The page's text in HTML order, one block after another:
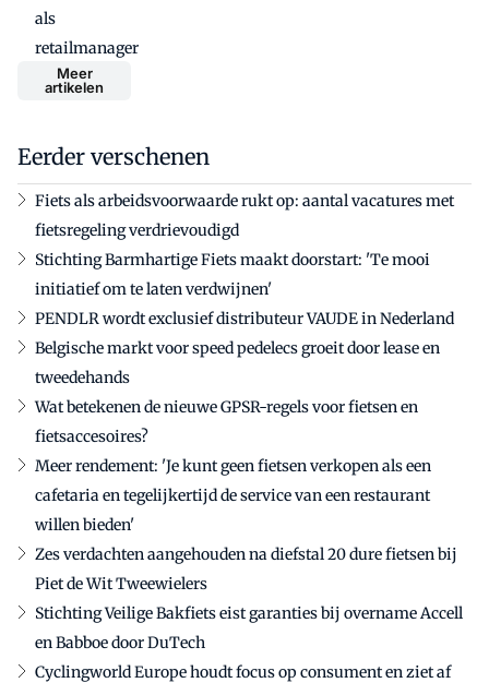
als
retailmanager
Meer
artikelen
Eerder verschenen
Fiets als arbeidsvoorwaarde rukt op: aantal vacatures met
fietsregeling verdrievoudigd
Stichting Barmhartige Fiets maakt doorstart: 'Te mooi
initiatief om te laten verdwijnen'
PENDLR wordt exclusief distributeur VAUDE in Nederland
Belgische markt voor speed pedelecs groeit door lease en
tweedehands
Wat betekenen de nieuwe GPSR-regels voor fietsen en
fietsaccesoires?
Meer rendement: 'Je kunt geen fietsen verkopen als een
cafetaria en tegelijkertijd de service van een restaurant
willen bieden'
Zes verdachten aangehouden na diefstal 20 dure fietsen bij
Piet de Wit Tweewielers
Stichting Veilige Bakfiets eist garanties bij overname Accell
en Babboe door DuTech
Cyclingworld Europe houdt focus op consument en ziet af